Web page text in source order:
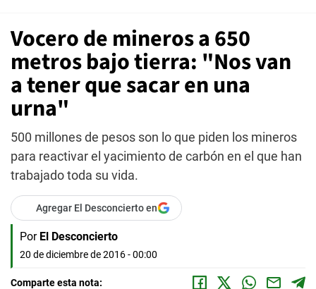
Vocero de mineros a 650
metros bajo tierra: "Nos van
a tener que sacar en una
urna"
500 millones de pesos son lo que piden los mineros
para reactivar el yacimiento de carbón en el que han
trabajado toda su vida.
Agregar El Desconcierto en
Por El Desconcierto
20 de diciembre de 2016 - 00:00
Comparte esta nota: